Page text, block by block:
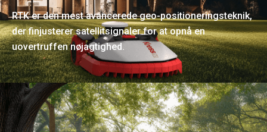
RTK er den mest avancerede geo-positioneringsteknik,
der finjusterer satellitsignaler for at opnå en
uovertruffen nøjagtighed.